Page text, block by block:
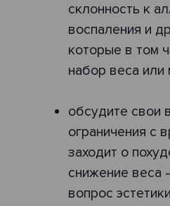
склонность к
воспаления и
которые в том
набор веса
обсудите свои
ограничения с
заходит о
снижение веса
вопрос